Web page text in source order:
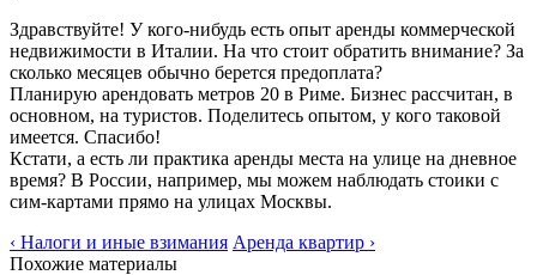
Здравствуйте! У кого-нибудь есть опыт аренды коммерческой
недвижимости в Италии. На что стоит обратить внимание? За
сколько месяцев обычно берется предоплата?
Планирую арендовать метров 20 в Риме. Бизнес рассчитан, в
основном, на туристов. Поделитесь опытом, у кого таковой
имеется. Спасибо!
Кстати, а есть ли практика аренды места на улице на дневное
время? В России, например, мы можем наблюдать стоики с
сим-картами прямо на улицах Москвы.
‹ Налоги и иные взимания Аренда квартир ›
Похожие материалы